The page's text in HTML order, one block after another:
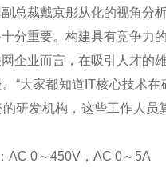
裁戴京彤从化的视角分析
分重要。构建具有竞争力
业而言，在吸引人才的雄
“大家都知道IT核心技术
研发机构，这些工作人
AC 0～450V ，AC 0～5A